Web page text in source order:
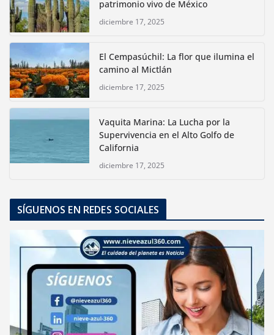
patrimonio vivo de México
diciembre 17, 2025
El Cempasúchil: La flor que ilumina el
camino al Mictlán
diciembre 17, 2025
Vaquita Marina: La Lucha por la
Supervivencia en el Alto Golfo de
California
diciembre 17, 2025
SÍGUENOS EN REDES SOCIALES